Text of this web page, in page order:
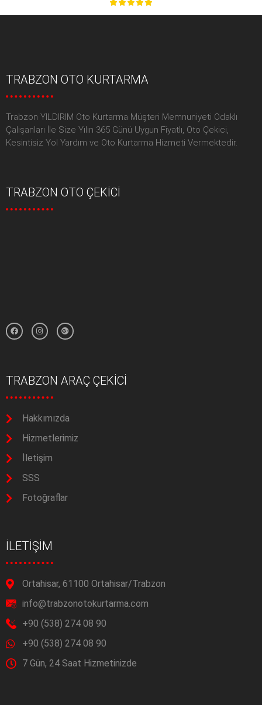
TRABZON OTO KURTARMA
Trabzon YILDIRIM Oto Kurtarma Müşteri Memnuniyeti Odaklı
Çalışanları İle Size Yılın 365 Günü Uygun Fiyatlı, Oto Çekici,
Kesintisiz Yol Yardım ve Oto Kurtarma Hizmeti Vermektedir.
TRABZON OTO ÇEKİCİ
TRABZON ARAÇ ÇEKİCİ
Hakkımızda
Hizmetlerimiz
İletişim
SSS
Fotoğraflar
İLETİŞİM
Ortahisar, 61100 Ortahisar/Trabzon
info@trabzonotokurtarma.com
+90 (538) 274 08 90
+90 (538) 274 08 90
7 Gün, 24 Saat Hizmetinizde